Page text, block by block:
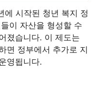
에 시작된 청년 복지 정
이 자산을 형성할 수
졌습니다. 이 제도는
면 정부에서 추가로 지
영됩니다.